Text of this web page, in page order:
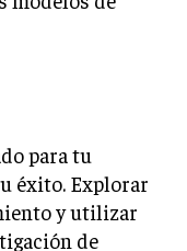
para tu
éxito. Explorar
y utilizar
de